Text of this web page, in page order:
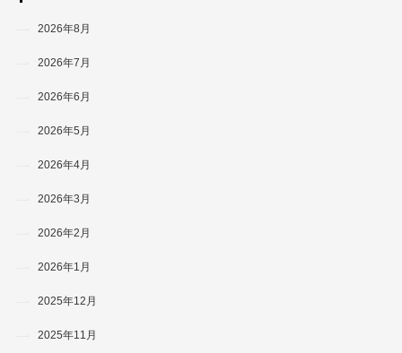
2026年8月
2026年7月
2026年6月
2026年5月
2026年4月
2026年3月
2026年2月
2026年1月
2025年12月
2025年11月